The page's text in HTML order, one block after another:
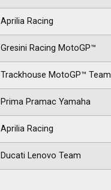
Aprilia Racing
Gresini Racing MotoGP™
Trackhouse MotoGP™ Team
Prima Pramac Yamaha
Aprilia Racing
Ducati Lenovo Team